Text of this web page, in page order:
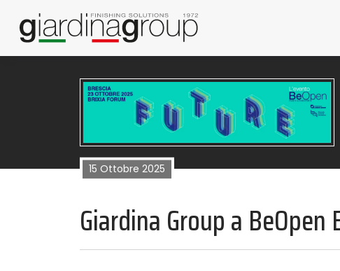
News
15 Ottobre 2025
Giardina Group a BeOpen